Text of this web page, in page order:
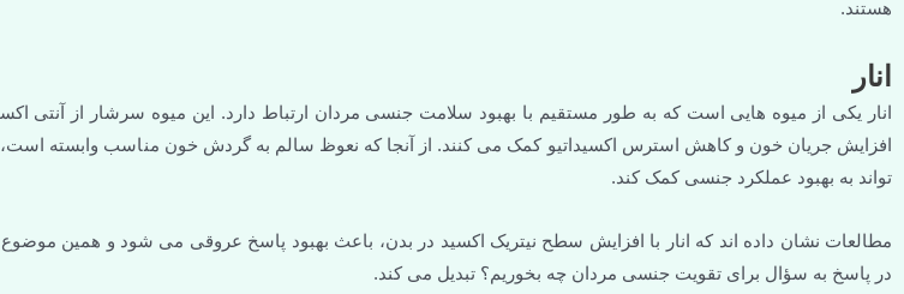
هستند.
انار
انار یکی از میوه هایی است که به طور مستقیم با بهبود سلامت جنسی مردان ارتباط دارد. این میوه سرشار از آنتی
افزایش جریان خون و کاهش استرس اکسیداتیو کمک می کنند. از آنجا که نعوظ سالم به گردش خون مناسب وابسته
تواند به بهبود عملکرد جنسی کمک کند.
مطالعات نشان داده اند که انار با افزایش سطح نیتریک اکسید در بدن، باعث بهبود پاسخ عروقی می شود و همین موضوع
در پاسخ به سؤال برای تقویت جنسی مردان چه بخوریم؟ تبدیل می کند.